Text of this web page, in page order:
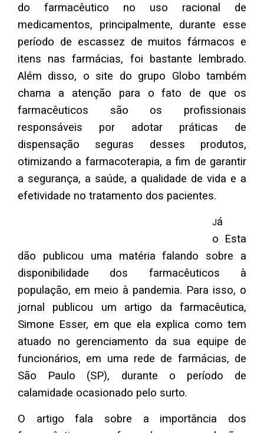
do farmacêutico no uso racional de
medicamentos, principalmente, durante esse
período de escassez de muitos fármacos e
itens nas farmácias, foi bastante lembrado.
Além disso, o site do grupo Globo também
chama a atenção para o fato de que os
farmacêuticos são os profissionais
responsáveis por adotar práticas de
dispensação seguras desses produtos,
otimizando a farmacoterapia, a fim de garantir
a segurança, a saúde, a qualidade de vida e a
efetividade no tratamento dos pacientes.
Já
o Esta
dão publicou uma matéria falando sobre a
disponibilidade dos farmacêuticos à
população, em meio à pandemia. Para isso, o
jornal publicou um artigo da farmacêutica,
Simone Esser, em que ela explica como tem
atuado no gerenciamento da sua equipe de
funcionários, em uma rede de farmácias, de
São Paulo (SP), durante o período de
calamidade ocasionado pelo surto.
O artigo fala sobre a importância dos